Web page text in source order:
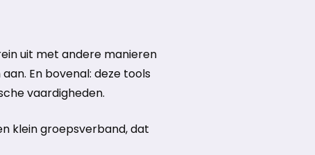
uit met andere manieren
En bovenal: deze tools
vaardigheden.
klein groepsverband, dat